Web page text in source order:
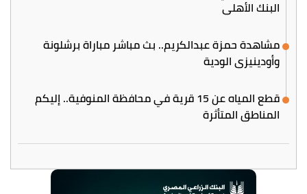
البنك الأهلي
مشاهدة حمزة عبدالكريم.. بث مباشر مباراة برشلونة
وأودينيزي الودية
قطع المياه عن 15 قرية في محافظة المنوفية.. إليكم
المناطق المتأثرة